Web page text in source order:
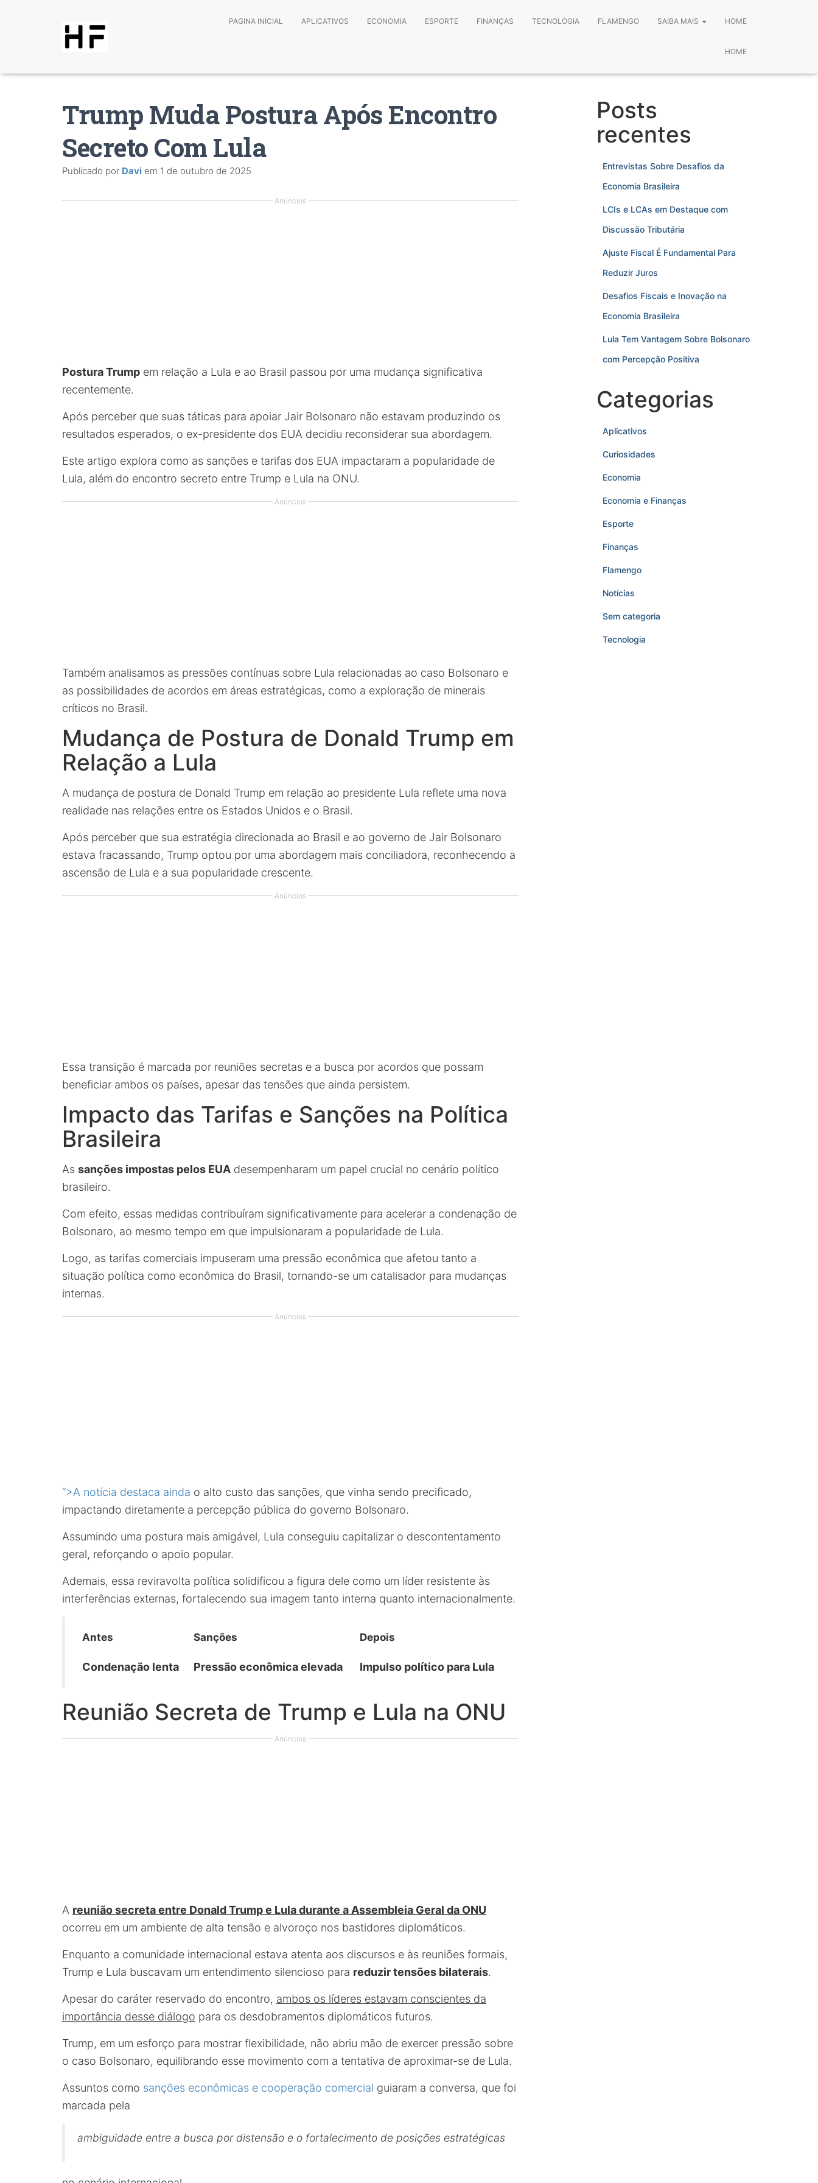
PAGINA INICIAL APLICATIVOS ECONOMIA ESPORTE FINANÇAS TECNOLOGIA FLAMENGO SAIBA MAIS HOME
HOME
Trump Muda Postura Após Encontro
Secreto Com Lula
Publicado por Davi em 1 de outubro de 2025
Anúncios
Postura Trump em relação a Lula e ao Brasil passou por uma mudança significativa
recentemente.
Após perceber que suas táticas para apoiar Jair Bolsonaro não estavam produzindo os
resultados esperados, o ex-presidente dos EUA decidiu reconsiderar sua abordagem.
Este artigo explora como as sanções e tarifas dos EUA impactaram a popularidade de
Lula, além do encontro secreto entre Trump e Lula na ONU.
Anúncios
Também analisamos as pressões contínuas sobre Lula relacionadas ao caso Bolsonaro e
as possibilidades de acordos em áreas estratégicas, como a exploração de minerais
críticos no Brasil.
Mudança de Postura de Donald Trump em
Relação a Lula
A mudança de postura de Donald Trump em relação ao presidente Lula reflete uma nova
realidade nas relações entre os Estados Unidos e o Brasil.
Após perceber que sua estratégia direcionada ao Brasil e ao governo de Jair Bolsonaro
estava fracassando, Trump optou por uma abordagem mais conciliadora, reconhecendo a
ascensão de Lula e a sua popularidade crescente.
Anúncios
Essa transição é marcada por reuniões secretas e a busca por acordos que possam
beneficiar ambos os países, apesar das tensões que ainda persistem.
Impacto das Tarifas e Sanções na Política
Brasileira
As sanções impostas pelos EUA desempenharam um papel crucial no cenário político
brasileiro.
Com efeito, essas medidas contribuíram significativamente para acelerar a condenação de
Bolsonaro, ao mesmo tempo em que impulsionaram a popularidade de Lula.
Logo, as tarifas comerciais impuseram uma pressão econômica que afetou tanto a
situação política como econômica do Brasil, tornando-se um catalisador para mudanças
internas.
Anúncios
“>A notícia destaca ainda o alto custo das sanções, que vinha sendo precificado,
impactando diretamente a percepção pública do governo Bolsonaro.
Assumindo uma postura mais amigável, Lula conseguiu capitalizar o descontentamento
geral, reforçando o apoio popular.
Ademais, essa reviravolta política solidificou a figura dele como um líder resistente às
interferências externas, fortalecendo sua imagem tanto interna quanto internacionalmente.
Antes Sanções Depois
Condenação lenta Pressão econômica elevada Impulso político para Lula
Reunião Secreta de Trump e Lula na ONU
Anúncios
A reunião secreta entre Donald Trump e Lula durante a Assembleia Geral da ONU
ocorreu em um ambiente de alta tensão e alvoroço nos bastidores diplomáticos.
Enquanto a comunidade internacional estava atenta aos discursos e às reuniões formais,
Trump e Lula buscavam um entendimento silencioso para reduzir tensões bilaterais.
Apesar do caráter reservado do encontro, ambos os líderes estavam conscientes da
importância desse diálogo para os desdobramentos diplomáticos futuros.
Trump, em um esforço para mostrar flexibilidade, não abriu mão de exercer pressão sobre
o caso Bolsonaro, equilibrando esse movimento com a tentativa de aproximar-se de Lula.
Assuntos como sanções econômicas e cooperação comercial guiaram a conversa, que foi
marcada pela
ambiguidade entre a busca por distensão e o fortalecimento de posições estratégicas
Posts
recentes
Entrevistas Sobre Desafios da
Economia Brasileira
LCIs e LCAs em Destaque com
Discussão Tributária
Ajuste Fiscal É Fundamental Para
Reduzir Juros
Desafios Fiscais e Inovação na
Economia Brasileira
Lula Tem Vantagem Sobre Bolsonaro
com Percepção Positiva
Categorias
Aplicativos
Curiosidades
Economia
Economia e Finanças
Esporte
Finanças
Flamengo
Notícias
Sem categoria
Tecnologia